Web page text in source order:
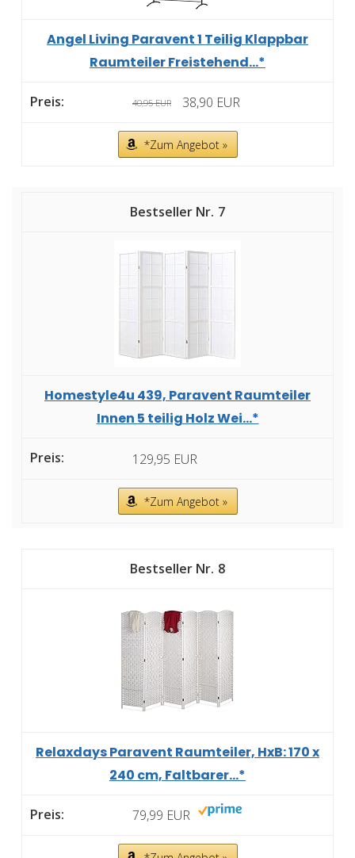
Angel Living Paravent 1 Teilig Klappbar
Raumteiler Freistehend...*
40,95 EUR 38,90 EUR
*Zum Angebot »
7
Homestyle4u 439, Paravent Raumteiler
Innen 5 teilig Holz Wei...*
129,95 EUR
*Zum Angebot »
8
Relaxdays Paravent Raumteiler, HxB: 170 x
240 cm, Faltbarer...*
79,99 EUR